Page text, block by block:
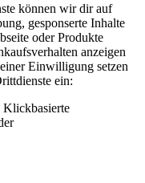
können wir dir auf
gesponserte Inhalte
oder Produkte
anzeigen
Einwilligung setzen
ein: